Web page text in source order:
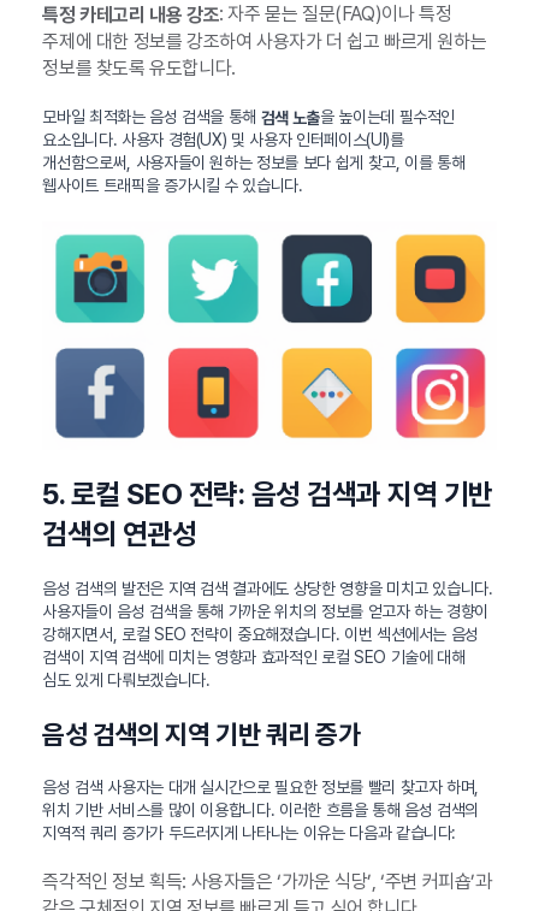
특정 카테고리 내용 강조: 자주 묻는 질문(FAQ)이나 특정
주제에 대한 정보를 강조하여 사용자가 더 쉽고 빠르게 원하는
정보를 찾도록 유도합니다.
모바일 최적화는 음성 검색을 통해 검색 노출을 높이는데 필수적인
요소입니다. 사용자 경험(UX) 및 사용자 인터페이스(UI)를
개선함으로써, 사용자들이 원하는 정보를 보다 쉽게 찾고, 이를 통해
웹사이트 트래픽을 증가시킬 수 있습니다.
5. 로컬 SEO 전략: 음성 검색과 지역 기반
검색의 연관성
음성 검색의 발전은 지역 검색 결과에도 상당한 영향을 미치고 있습니다.
사용자들이 음성 검색을 통해 가까운 위치의 정보를 얻고자 하는 경향이
강해지면서, 로컬 SEO 전략이 중요해졌습니다. 이번 섹션에서는 음성
검색이 지역 검색에 미치는 영향과 효과적인 로컬 SEO 기술에 대해
심도 있게 다뤄보겠습니다.
음성 검색의 지역 기반 쿼리 증가
음성 검색 사용자는 대개 실시간으로 필요한 정보를 빨리 찾고자 하며,
위치 기반 서비스를 많이 이용합니다. 이러한 흐름을 통해 음성 검색의
지역적 쿼리 증가가 두드러지게 나타나는 이유는 다음과 같습니다:
즉각적인 정보 획득: 사용자들은 ‘가까운 식당’, ‘주변 커피숍’과